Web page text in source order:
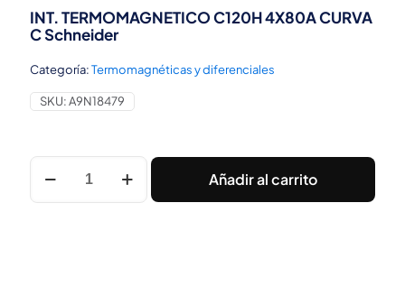
INT. TERMOMAGNETICO C120H 4X80A CURVA
C Schneider
Categoría:Termomagnéticas y diferenciales
SKU:A9N18479
INT.
TERMOMAGNETICO
C120H
Añadir al carrito